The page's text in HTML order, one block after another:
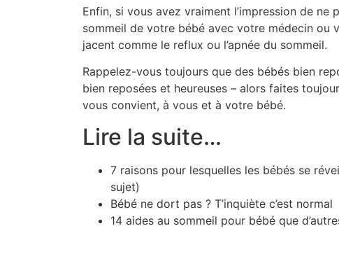
Enfin, si vous avez vraiment l’impression de
sommeil de votre bébé avec votre médecin
jacent comme le reflux ou l’apnée du sommeil.
Rappelez-vous toujours que des bébés bien
bien reposées et heureuses – alors faites
vous convient, à vous et à votre bébé.
Lire la suite…
7 raisons pour lesquelles les bébés se
sujet)
Bébé ne dort pas ? T’inquiète c’est normal
14 aides au sommeil pour bébé que